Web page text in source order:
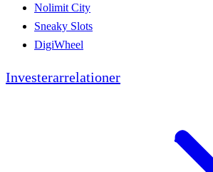
Nolimit City
Sneaky Slots
DigiWheel
Investerarrelationer